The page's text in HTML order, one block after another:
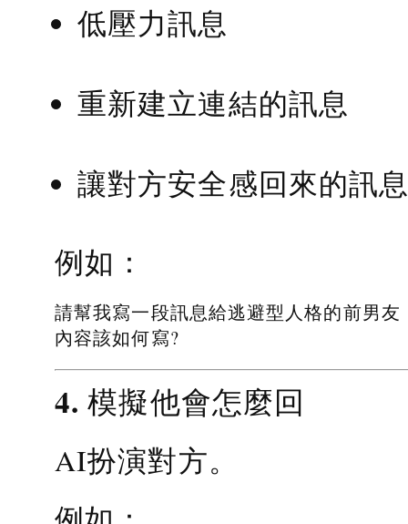
低壓力訊息
重新建立連結的訊息
讓對方安全感回來的訊
例如：
請幫我寫一段訊息給逃避型人格的前男友
內容該如何寫?
4. 模擬他會怎麼回
AI扮演對方。